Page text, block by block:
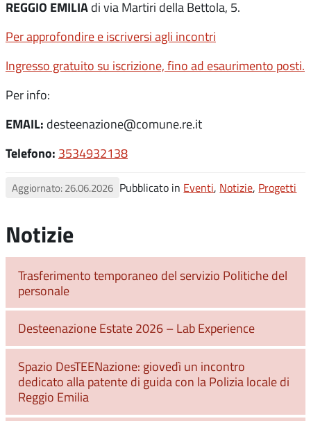
REGGIO EMILIA di via Martiri della Bettola, 5.
Per approfondire e iscriversi agli incontri
Ingresso gratuito su iscrizione, fino ad esaurimento posti.
Per info:
EMAIL: desteenazione@comune.re.it
Telefono: 3534932138
Aggiornato: 26.06.2026 Pubblicato in Eventi, Notizie, Progetti
Notizie
Trasferimento temporaneo del servizio Politiche del
personale
Desteenazione Estate 2026 – Lab Experience
Spazio DesTEENazione: giovedì un incontro
dedicato alla patente di guida con la Polizia locale di
Reggio Emilia